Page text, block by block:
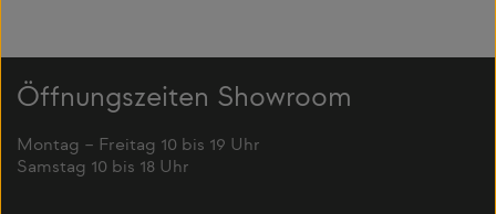
Öffnungszeiten Showroom
Montag – Freitag 10 bis 19 Uhr
Samstag 10 bis 18 Uhr